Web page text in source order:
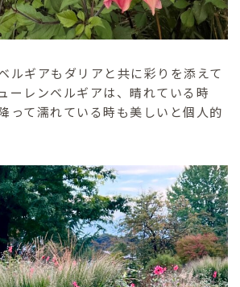
ルギアもダリアと共に彩りを添えて
ーレンベルギアは、晴れている時
って濡れている時も美しいと個人的